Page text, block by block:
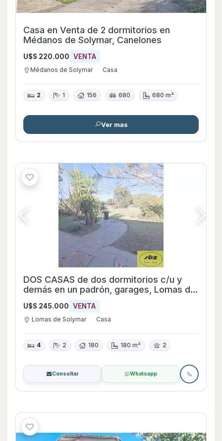
Casa en Venta de 2 dormitorios en
Médanos de Solymar, Canelones
U$S 220.000 VENTA
Médanos de Solymar Casa
2 1 156 680 680 m²
Ver mas
DOS CASAS de dos dormitorios c/u y
demás en un padrón, garages, Lomas de
U$S 245.000 VENTA
Lomas de Solymar Casa
4 2 180 180 m² 2
Consultar Whatsapp